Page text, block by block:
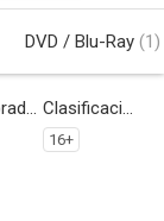
DVD / Blu-Ray (1)
Temporadas Clasificación por edades
16+